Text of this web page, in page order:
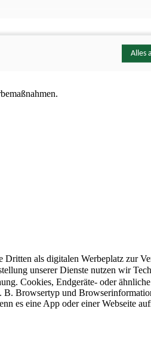
als digitalen Werbeplatz zur
unserer Dienste nutzen wir
Cookies, Endgeräte- oder
Browsertyp und
es eine App oder einer Webseite
Alles